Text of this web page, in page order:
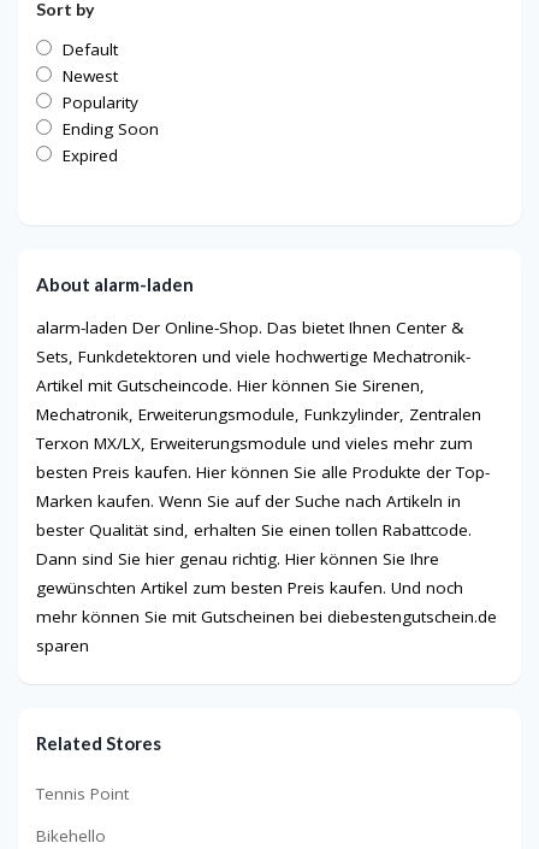
Sort by
Default
Newest
Popularity
Ending Soon
Expired
About alarm-laden
alarm-laden Der Online-Shop. Das bietet Ihnen Center &
Sets, Funkdetektoren und viele hochwertige Mechatronik-
Artikel mit Gutscheincode. Hier können Sie Sirenen,
Mechatronik, Erweiterungsmodule, Funkzylinder, Zentralen
Terxon MX/LX, Erweiterungsmodule und vieles mehr zum
besten Preis kaufen. Hier können Sie alle Produkte der Top-
Marken kaufen. Wenn Sie auf der Suche nach Artikeln in
bester Qualität sind, erhalten Sie einen tollen Rabattcode.
Dann sind Sie hier genau richtig. Hier können Sie Ihre
gewünschten Artikel zum besten Preis kaufen. Und noch
mehr können Sie mit Gutscheinen bei diebestengutschein.de
sparen
Related Stores
Tennis Point
Bikehello